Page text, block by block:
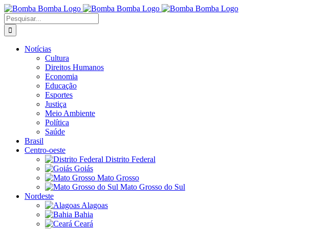
Ir
para
o
conteúdo
Buscar
resultados
para:
Notícias
Cultura
Direitos Humanos
Economia
Educação
Esportes
Justiça
Meio Ambiente
Política
Saúde
Brasil
Centro-oeste
Distrito Federal
Goiás
Mato Grosso
Mato Grosso do Sul
Nordeste
Alagoas
Bahia
Ceará